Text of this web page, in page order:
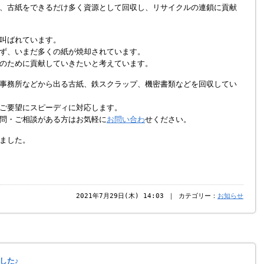
古紙をできるだけ多く資源として回収し、リサイクルの連鎖に貢献
ばれています。
、いまだ多くの紙が焼却されています。
ために貢献していきたいと考えています。
務所などから出る古紙、鉄スクラップ、機密書類などを回収してい
要望にスピーディに対応します。
・ご相談がある方はお気軽にお問い合わせください。
した。
2021年7月29日(木) 14:03 ｜ カテゴリー： お知らせ
た♪